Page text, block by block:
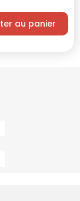
au panier